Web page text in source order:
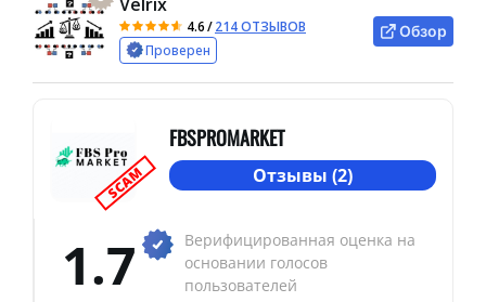
4.6/214 ОТЗЫВОВ
Проверен
Обзор
SCAM
FBSPROMARKET
Отзывы (2)
1.7
Верифицированная оценка на
основании голосов
пользователей